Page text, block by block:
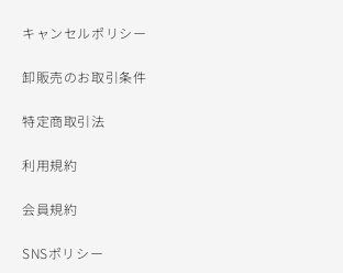
キャンセルポリシー
卸販売のお取引条件
特定商取引法
利用規約
会員規約
SNSポリシー